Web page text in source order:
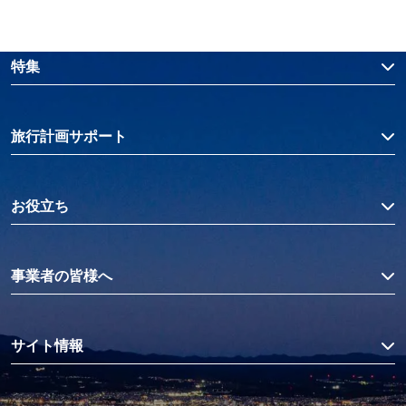
特集
旅行計画サポート
お役立ち
事業者の皆様へ
サイト情報